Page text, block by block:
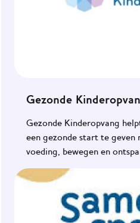
Gezonde
Gezonde Kinderopvang
een gezonde start te geven
voeding, bewegen en